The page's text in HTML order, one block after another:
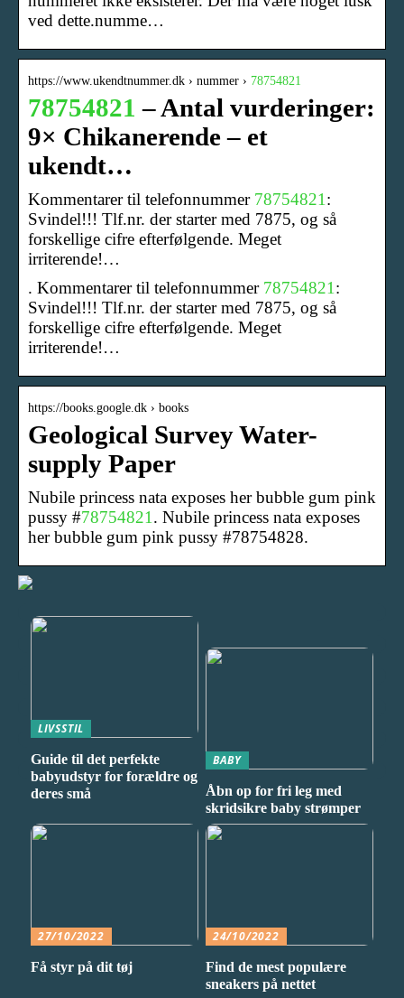
ved dette.numme…
https://www.ukendtnummer.dk › nummer › 78754821
78754821 – Antal vurderinger:
9× Chikanerende – et
ukendt…
Kommentarer til telefonnummer 78754821 :
Svindel!!! Tlf.nr. der starter med 7875, og så
forskellige cifre efterfølgende. Meget
irriterende!…
. Kommentarer til telefonnummer 78754821 :
Svindel!!! Tlf.nr. der starter med 7875, og så
forskellige cifre efterfølgende. Meget
irriterende!…
https://books.google.dk › books
Geological Survey Water-
supply Paper
Nubile princess nata exposes her bubble gum pink
pussy #78754821 . Nubile princess nata exposes
her bubble gum pink pussy #78754828.
LIVSSTIL
Guide til det perfekte
babyudstyr for forældre og
deres små
BABY
Åbn op for fri leg med
skridsikre baby strømper
27/10/2022
Få styr på dit tøj
24/10/2022
Find de mest populære
sneakers på nettet